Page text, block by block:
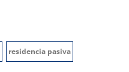
residencia pasiva